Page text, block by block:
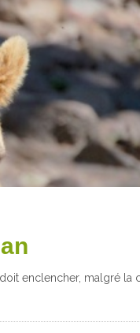
enclencher, malgré